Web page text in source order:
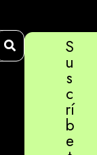
S
u
s
c
rí
b
e